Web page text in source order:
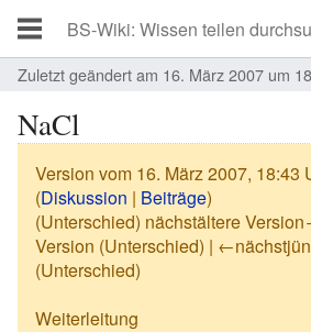
Zuletzt geändert am 16. März 2007 um
NaCl
Version vom 16. März 2007, 18:43
(Diskussion | Beiträge)
(Unterschied) nächstältere
Version (Unterschied) |
(Unterschied)
Weiterleitung